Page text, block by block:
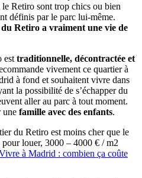
Retiro sont trop chics ou bien
définis par le parc lui-même.
Retiro a vraiment une vie de
est traditionnelle, décontractée et
vivement ce quartier à
à fond et souhaitent vivre dans
la possibilité de s’échapper du
aller au parc à tout moment.
une famille avec des enfants.
du Retiro est moins cher que le
louer, 3000 – 4000 € / m2
à Madrid : combien ça coûte